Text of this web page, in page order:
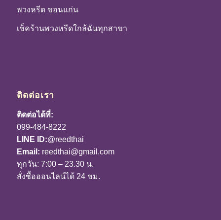
พวงหรีด ขอนแก่น
เช็คร้านพวงหรีดใกล้ฉันทุกสาขา
ติดต่อเรา
ติดต่อได้ที่:
099-484-8222
LINE ID:@reedthai
Email: reedthai@gmail.com
ทุกวัน: 7:00 – 23.30 น.
สั่งซื้อออนไลน์ได้ 24 ชม.